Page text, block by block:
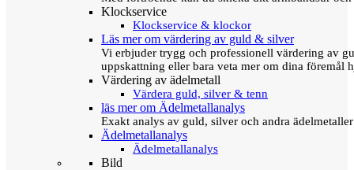
Klockservice
Klockservice & klockor
Läs mer om värdering av guld & silver
Vi erbjuder trygg och professionell värdering av
uppskattning eller bara veta mer om dina föremål
Värdering av ädelmetall
Värdera guld, silver & tenn
läs mer om Ädelmetallanalys
Exakt analys av guld, silver och andra
Ädelmetallanalys
Ädelmetallanalys
Bild